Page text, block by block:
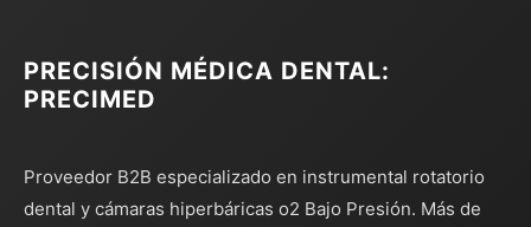
PRECISIÓN MÉDICA DENTAL:
PRECIMED
Proveedor B2B especializado en instrumental rotatorio
dental y cámaras hiperbáricas o2 Bajo Presión. Más de